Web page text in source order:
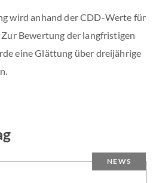
wird anhand der CDD-Werte für
Bewertung der langfristigen
eine Glättung über dreijährige
NEWS